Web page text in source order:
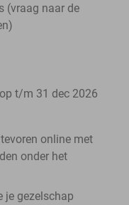
(vraag naar de
t/m 31 dec 2026
online met
onder het
je gezelschap